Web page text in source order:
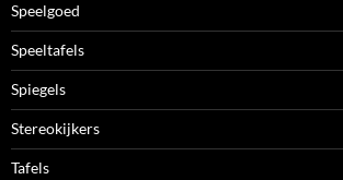
Speelgoed
Speeltafels
Spiegels
Stereokijkers
Tafels